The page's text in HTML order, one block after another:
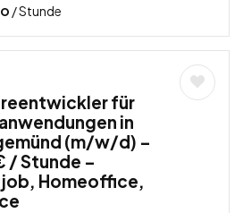
/ Stunde
für
in
(m/w/d) –
/ Stunde –
Homeoffice,